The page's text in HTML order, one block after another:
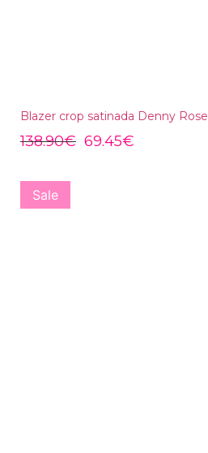
Blazer crop satinada Denny Rose
138.90€ 69.45€
Sale